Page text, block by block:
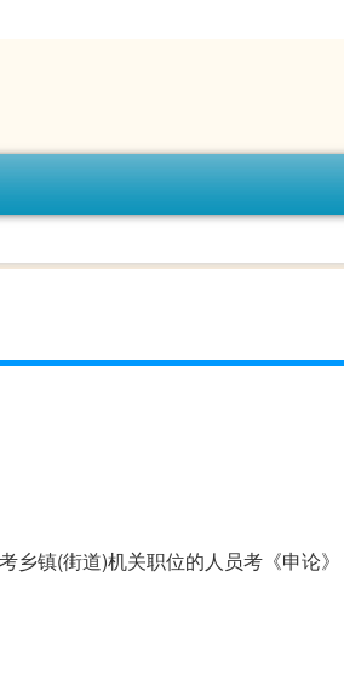
镇(街道)机关职位的人员考《申论》